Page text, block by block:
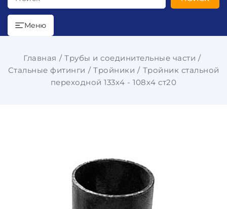
Меню
Главная
Трубы и соединительные части
Стальные фитинги
Тройники
Тройник стальной
переходной 133х4 - 108х4 ст20